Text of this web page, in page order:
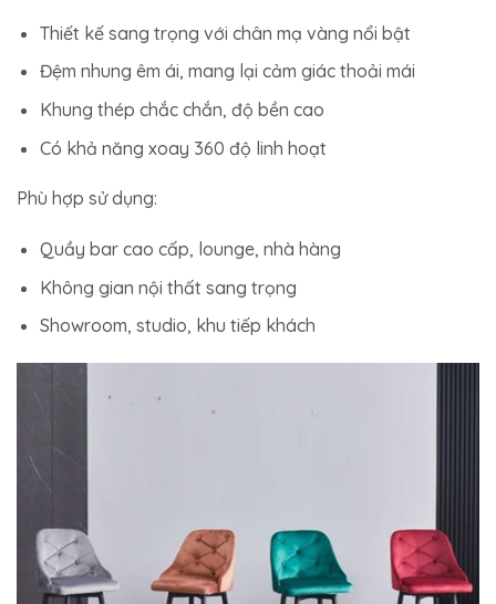
Thiết kế sang trọng với chân mạ vàng nổi bật
Đệm nhung êm ái, mang lại cảm giác thoải mái
Khung thép chắc chắn, độ bền cao
Có khả năng xoay 360 độ linh hoạt
Phù hợp sử dụng:
Quầy bar cao cấp, lounge, nhà hàng
Không gian nội thất sang trọng
Showroom, studio, khu tiếp khách